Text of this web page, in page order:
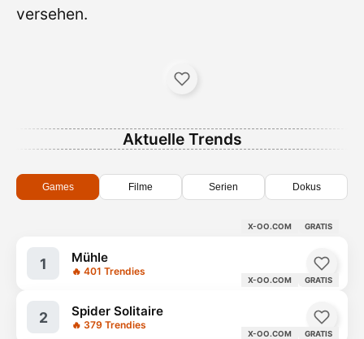
versehen.
Aktuelle Trends
Games Filme Serien Dokus
X-OO.COM GRATIS
1 Mühle
🔥 401 Trendies
X-OO.COM GRATIS
2 Spider Solitaire
🔥 379 Trendies
X-OO.COM GRATIS